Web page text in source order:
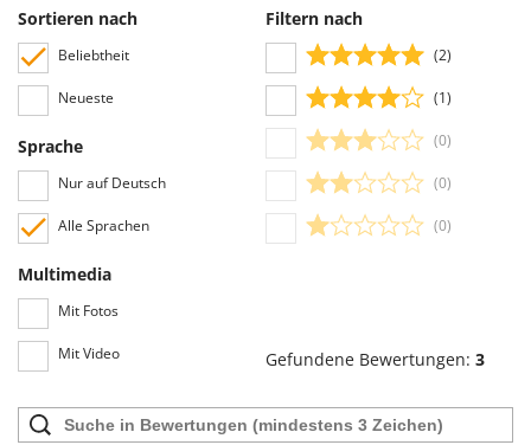
WIDU
Wiper EcoRobot
Worx
Y Yard Force
Z
Zanon
Zephir
ZGrills
Zomax
Sortieren nach
Beliebtheit
Neueste
Sprache
Nur auf Deutsch
Alle Sprachen
Multimedia
Mit Fotos
Mit Video
Filtern nach
(2)
(1)
(0)
(0)
(0)
Gefundene Bewertungen: 3